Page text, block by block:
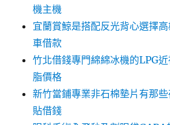
機主機
宜蘭賞鯨是搭配反光背心選擇
車借款
竹北借錢專門綿綿冰機的LPG
脂價格
新竹當鋪專業非石棉墊片有那
貼借錢